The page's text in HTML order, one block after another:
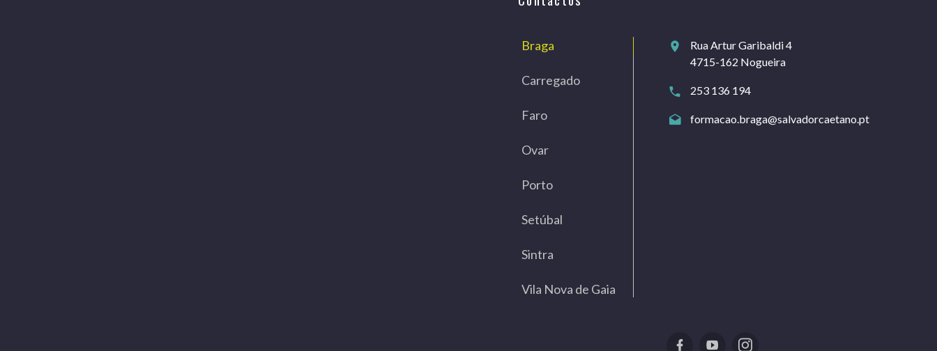
Braga
Carregado
Faro
Ovar
Porto
Setúbal
Sintra
Vila Nova de Gaia
Rua Artur Garibaldi 4
4715-162 Nogueira
253 136 194
formacao.braga@salvadorcaetano.pt